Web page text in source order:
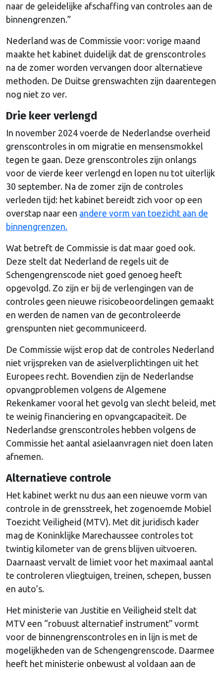
naar de geleidelijke afschaffing van controles aan de
binnengrenzen.”
Nederland was de Commissie voor: vorige maand
maakte het kabinet duidelijk dat de grenscontroles
na de zomer worden vervangen door alternatieve
methoden. De Duitse grenswachten zijn daarentegen
nog niet zo ver.
Drie keer verlengd
In november 2024 voerde de Nederlandse overheid
grenscontroles in om migratie en mensensmokkel
tegen te gaan. Deze grenscontroles zijn onlangs
voor de vierde keer verlengd en lopen nu tot uiterlijk
30 september. Na de zomer zijn de controles
verleden tijd: het kabinet bereidt zich voor op een
overstap naar een andere vorm van toezicht aan de
binnengrenzen.
Wat betreft de Commissie is dat maar goed ook.
Deze stelt dat Nederland de regels uit de
Schengengrenscode niet goed genoeg heeft
opgevolgd. Zo zijn er bij de verlengingen van de
controles geen nieuwe risicobeoordelingen gemaakt
en werden de namen van de gecontroleerde
grenspunten niet gecommuniceerd.
De Commissie wijst erop dat de controles Nederland
niet vrijspreken van de asielverplichtingen uit het
Europees recht. Bovendien zijn de Nederlandse
opvangproblemen volgens de Algemene
Rekenkamer vooral het gevolg van slecht beleid, met
te weinig financiering en opvangcapaciteit. De
Nederlandse grenscontroles hebben volgens de
Commissie het aantal asielaanvragen niet doen laten
afnemen.
Alternatieve controle
Het kabinet werkt nu dus aan een nieuwe vorm van
controle in de grensstreek, het zogenoemde Mobiel
Toezicht Veiligheid (MTV). Met dit juridisch kader
mag de Koninklijke Marechaussee controles tot
twintig kilometer van de grens blijven uitvoeren.
Daarnaast vervalt de limiet voor het maximaal aantal
te controleren vliegtuigen, treinen, schepen, bussen
en auto’s.
Het ministerie van Justitie en Veiligheid stelt dat
MTV een “robuust alternatief instrument” vormt
voor de binnengrenscontroles en in lijn is met de
mogelijkheden van de Schengengrenscode. Daarmee
heeft het ministerie onbewust al voldaan aan de